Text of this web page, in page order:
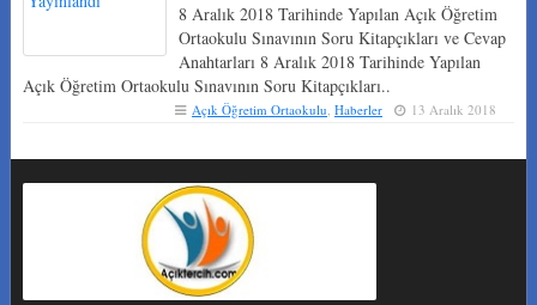
8 Aralık 2018 Tarihinde Yapılan Açık Öğretim
Ortaokulu Sınavının Soru Kitapçıkları ve Cevap
Anahtarları 8 Aralık 2018 Tarihinde Yapılan
Açık Öğretim Ortaokulu Sınavının Soru Kitapçıkları..
Açık Öğretim Ortaokulu ,Haberler 13 Aralık 2018